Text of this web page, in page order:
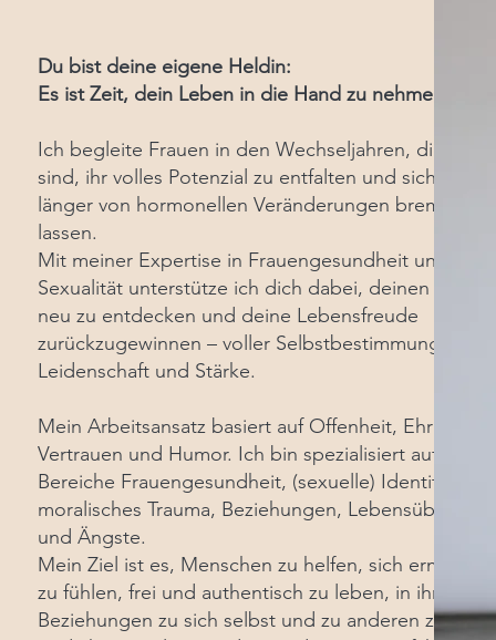
Du bist deine eigene Heldin:
Es ist Zeit, dein Leben in die Hand zu nehmen.
Ich begleite Frauen in den Wechseljahren, die
sind, ihr volles Potenzial zu entfalten und sich nicht
länger von hormonellen Veränderungen bremsen
lassen.
Mit meiner Expertise in Frauengesundheit und
Sexualität unterstütze ich dich dabei, deinen Körper
neu zu entdecken und deine Lebensfreude
zurückzugewinnen – voller Selbstbestimmung,
Leidenschaft und Stärke.
Mein Arbeitsansatz basiert auf Offenheit,
Vertrauen und Humor. Ich bin spezialisiert auf die
Bereiche Frauengesundheit, (sexuelle) Identität,
moralisches Trauma, Beziehungen,
und Ängste.
Mein Ziel ist es, Menschen zu helfen, sich
zu fühlen, frei und authentisch zu leben, in ihren
Beziehungen zu sich selbst und zu anderen zu